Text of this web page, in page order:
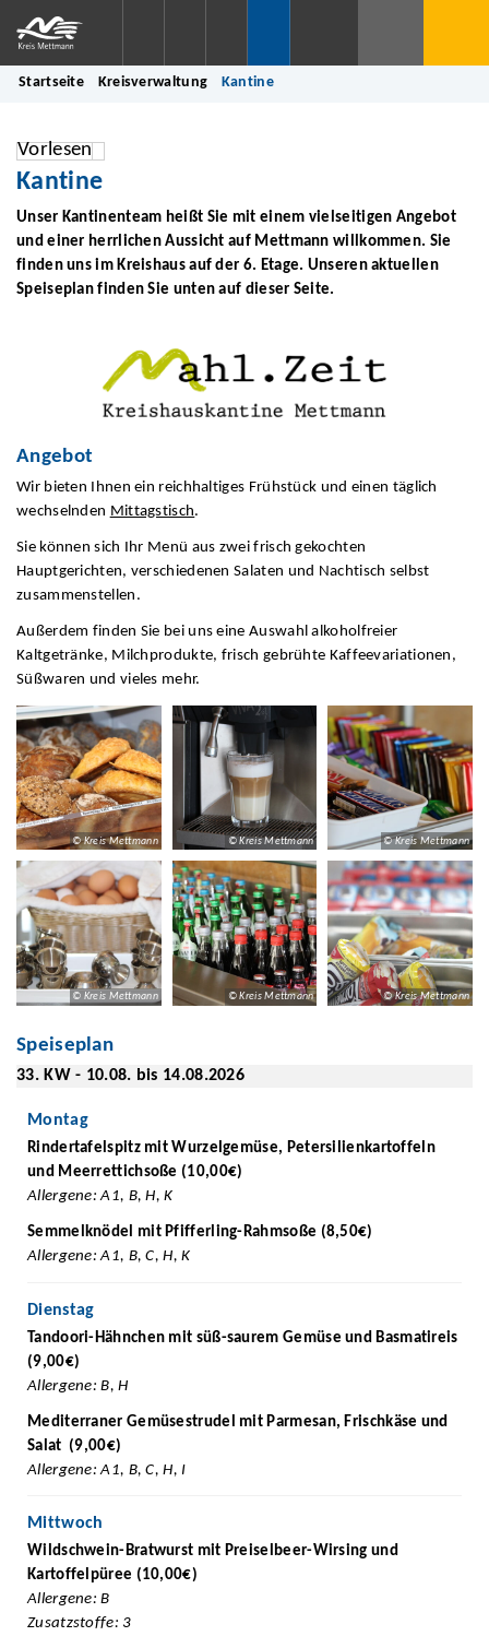
Startseite Kreisverwaltung Kantine
Vorlesen
Kantine
Unser Kantinenteam heißt Sie mit einem vielseitigen Angebot
und einer herrlichen Aussicht auf Mettmann willkommen. Sie
finden uns im Kreishaus auf der 6. Etage. Unseren aktuellen
Speiseplan finden Sie unten auf dieser Seite.
Angebot
Wir bieten Ihnen ein reichhaltiges Frühstück und einen täglich
wechselnden Mittagstisch.
Sie können sich Ihr Menü aus zwei frisch gekochten
Hauptgerichten, verschiedenen Salaten und Nachtisch selbst
zusammenstellen.
Außerdem finden Sie bei uns eine Auswahl alkoholfreier
Kaltgetränke, Milchprodukte, frisch gebrühte Kaffeevariationen,
Süßwaren und vieles mehr.
© Kreis Mettmann © Kreis Mettmann © Kreis Mettmann
© Kreis Mettmann © Kreis Mettmann © Kreis Mettmann
Speiseplan
33. KW - 10.08. bis 14.08.2026
Montag
Rindertafelspitz mit Wurzelgemüse, Petersilienkartoffeln
und Meerrettichsoße (10,00€)
Allergene: A1, B, H, K
Semmelknödel mit Pfifferling-Rahmsoße (8,50€)
Allergene: A1, B, C, H, K
Dienstag
Tandoori-Hähnchen mit süß-saurem Gemüse und Basmatireis
(9,00€)
Allergene: B, H
Mediterraner Gemüsestrudel mit Parmesan, Frischkäse und
Salat (9,00€)
Allergene: A1, B, C, H, I
Mittwoch
Wildschwein-Bratwurst mit Preiselbeer-Wirsing und
Kartoffelpüree (10,00€)
Allergene: B
Zusatzstoffe: 3